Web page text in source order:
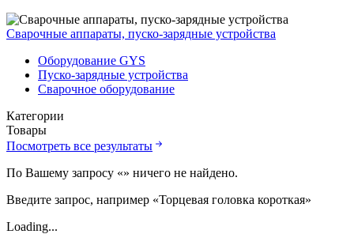
Сварочные аппараты, пуско-зарядные устройства
Оборудование GYS
Пуско-зарядные устройства
Сварочное оборудование
Категории
Товары
Посмотреть все результаты
По Вашему запросу «» ничего не найдено.
Введите запрос, например «Торцевая головка короткая»
Loading...